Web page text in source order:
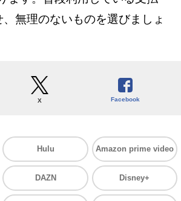
無理のないものを選びましょ
X Facebook
Hulu Amazon prime video
DAZN Disney+